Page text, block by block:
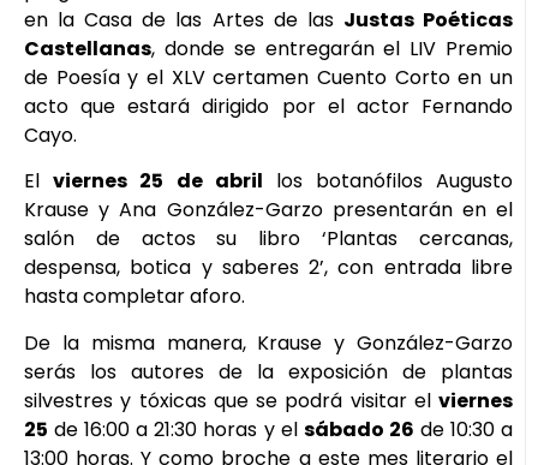
en la Casa de las Artes de las Justas Poéticas
Castellanas, donde se entregarán el LIV Premio
de Poesía y el XLV certamen Cuento Corto en un
acto que estará dirigido por el actor Fernando
Cayo.
El viernes 25 de abril los botanófilos Augusto
Krause y Ana González-Garzo presentarán en el
salón de actos su libro ‘Plantas cercanas,
despensa, botica y saberes 2’, con entrada libre
hasta completar aforo.
De la misma manera, Krause y González-Garzo
serás los autores de la exposición de plantas
silvestres y tóxicas que se podrá visitar el viernes
25 de 16:00 a 21:30 horas y el sábado 26 de 10:30 a
13:00 horas. Y como broche a este mes literario el